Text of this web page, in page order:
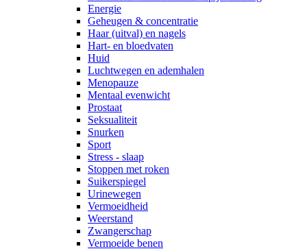
Energie
Geheugen & concentratie
Haar (uitval) en nagels
Hart- en bloedvaten
Huid
Luchtwegen en ademhalen
Menopauze
Mentaal evenwicht
Prostaat
Seksualiteit
Snurken
Sport
Stress - slaap
Stoppen met roken
Suikerspiegel
Urinewegen
Vermoeidheid
Weerstand
Zwangerschap
Vermoeide benen